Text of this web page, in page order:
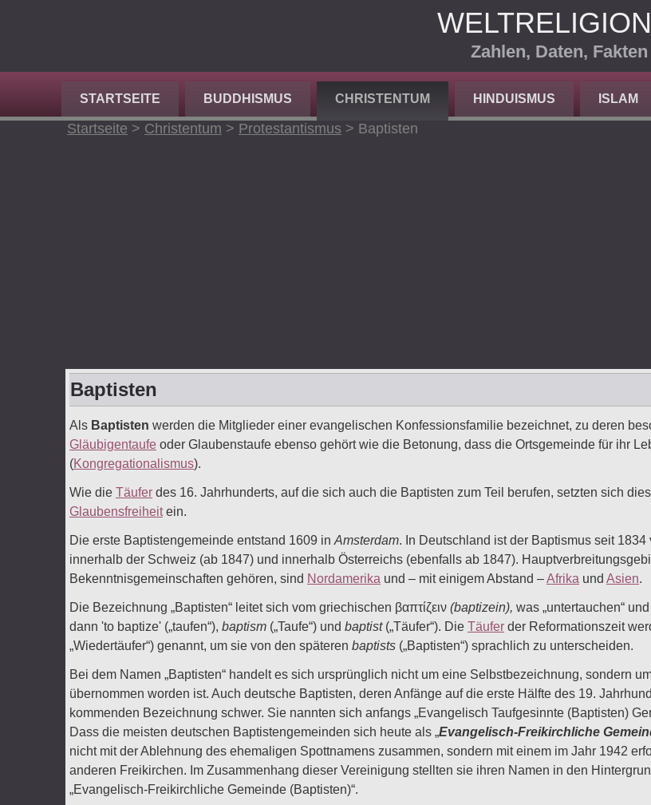
Zahlen, Daten, Fakten
STARTSEITE BUDDHISMUS CHRISTENTUM HINDUISMUS ISLAM
Startseite > Christentum > Protestantismus > Baptisten
Baptisten
Als Baptisten werden die Mitglieder einer evangelischen Konfessionsfamilie bezeichnet, zu deren
Gläubigentaufe oder Glaubenstaufe ebenso gehört wie die Betonung, dass die Ortsgemeinde für ihr
(Kongregationalismus).
Wie die Täufer des 16. Jahrhunderts, auf die sich auch die Baptisten zum Teil berufen, setzten sich
Glaubensfreiheitein.
Die erste Baptistengemeinde entstand 1609 in Amsterdam. In Deutschland ist der Baptismus seit
innerhalb der Schweiz (ab 1847) und innerhalb Österreichs (ebenfalls ab 1847).
Bekenntnisgemeinschaften gehören, sind Nordamerika und – mit einigem Abstand –Afrika und Asien.
Die Bezeichnung „Baptisten“ leitet sich vom griechischen βαπτίζειν (baptizein), was „untertauchen“
dann 'to baptize' („taufen“), baptism („Taufe“) und baptist(„Täufer“). Die Täufer der Reformationszeit
„Wiedertäufer“) genannt, um sie von den späteren baptists („Baptisten“) sprachlich zu unterscheiden.
Bei dem Namen „Baptisten“ handelt es sich ursprünglich nicht um eine Selbstbezeichnung, sondern
übernommen worden ist. Auch deutsche Baptisten, deren Anfänge auf die erste Hälfte des 19.
kommenden Bezeichnung schwer. Sie nannten sich anfangs „Evangelisch Taufgesinnte (Baptisten)
Dass die meisten deutschen Baptistengemeinden sich heute als „Evangelisch-Freikirchliche
nicht mit der Ablehnung des ehemaligen Spottnamens zusammen, sondern mit einem im Jahr 1942
anderen Freikirchen. Im Zusammenhang dieser Vereinigung stellten sie ihren Namen in den
„Evangelisch-Freikirchliche Gemeinde (Baptisten)“.